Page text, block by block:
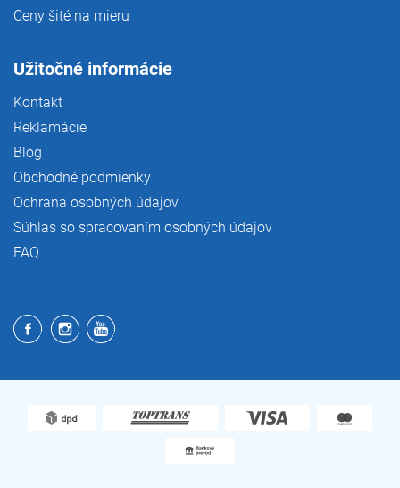
Ceny šité na mieru
Užitočné informácie
Kontakt
Reklamácie
Blog
Obchodné podmienky
Ochrana osobných údajov
Súhlas so spracovaním osobných údajov
FAQ